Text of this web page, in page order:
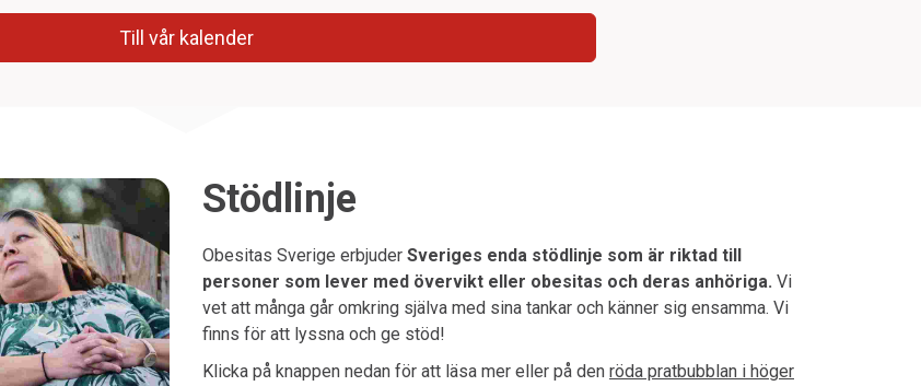
Till vår kalender
Stödlinje
Obesitas Sverige erbjuder Sveriges enda stödlinje som är riktad till
personer som lever med övervikt eller obesitas och deras anhöriga. Vi
vet att många går omkring själva med sina tankar och känner sig ensamma. Vi
finns för att lyssna och ge stöd!
Klicka på knappen nedan för att läsa mer eller på den röda pratbubblan i höger